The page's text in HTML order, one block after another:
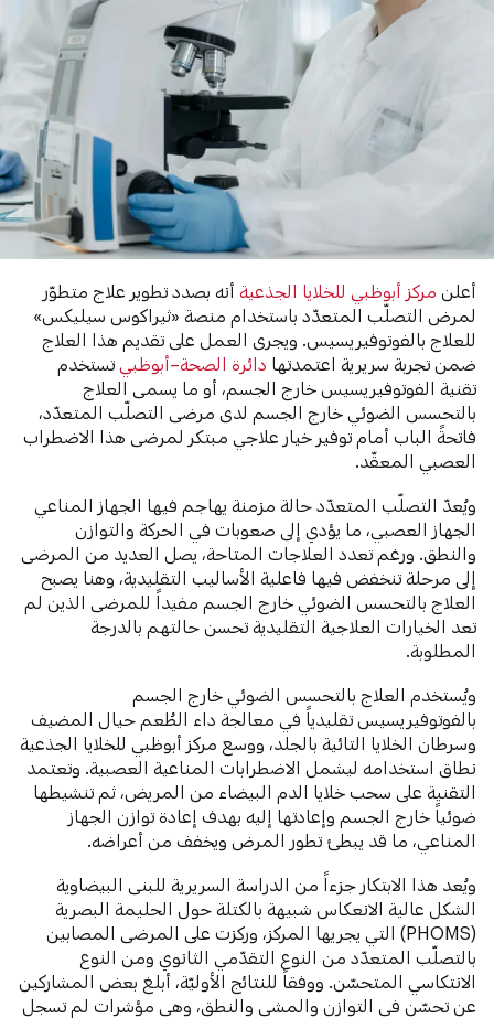
أعلنمركز أبوظبي للخلايا الجذعيةأنه بصدد تطوير علاج متطوّر
لمرض التصلّب المتعدّد باستخدام منصة «ثيراكوس سيليكس»
للعلاج بالفوتوفيريسيس. ويجرى العمل على تقديم هذا العلاج
ضمن تجربة سريرية اعتمدتها دائرة الصحة–أبوظبي تستخدم
تقنية الفوتوفيريسيس خارج الجسم، أو ما يسمى العلاج
بالتحسس الضوئي خارج الجسم لدى مرضى التصلّب المتعدّد،
فاتحةً الباب أمام توفير خيار علاجي مبتكر لمرضى هذا الاضطراب
العصبي المعقّد.
ويُعدّ التصلّب المتعدّد حالة مزمنة يهاجم فيها الجهاز المناعي
الجهاز العصبي، ما يؤدي إلى صعوبات في الحركة والتوازن
والنطق. ورغم تعدد العلاجات المتاحة، يصل العديد من المرضى
إلى مرحلة تنخفض فيها فاعلية الأساليب التقليدية، وهنا يصبح
العلاج بالتحسس الضوئي خارج الجسم مفيداً للمرضى الذين لم
تعد الخيارات العلاجية التقليدية تحسن حالتهم بالدرجة
المطلوبة.
ويُستخدم العلاج بالتحسس الضوئي خارج الجسم
بالفوتوفيريسيس تقليدياً في معالجة داء الطُعم حيال المضيف
وسرطان الخلايا التائية بالجلد، ووسع مركز أبوظبي للخلايا الجذعية
نطاق استخدامه ليشمل الاضطرابات المناعية العصبية. وتعتمد
التقنية على سحب خلايا الدم البيضاء من المريض، ثم تنشيطها
ضوئياً خارج الجسم وإعادتها إليه بهدف إعادة توازن الجهاز
المناعي، ما قد يبطئ تطور المرض ويخفف من أعراضه.
ويُعد هذا الابتكار جزءاً من الدراسة السريرية للبنى البيضاوية
الشكل عالية الانعكاس شبيهة بالكتلة حول الحليمة البصرية
(PHOMS) التي يجريها المركز، وركزت على المرضى المصابين
بالتصلّب المتعدّد من النوع التقدّمي الثانوي ومن النوع
الانتكاسي المتحسّن. ووفقاً للنتائج الأوليّة، أبلغ بعض المشاركين
عن تحسّن في التوازن والمشي والنطق، وهي مؤشرات لم تسجل